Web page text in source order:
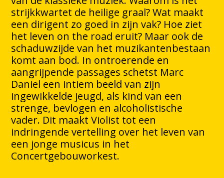
strijkkwartet de heilige graal? Wat maakt
een dirigent zo goed in zijn vak? Hoe ziet
het leven on the road eruit? Maar ook de
schaduwzijde van het muzikantenbestaan
komt aan bod. In ontroerende en
aangrijpende passages schetst Marc
Daniel een intiem beeld van zijn
ingewikkelde jeugd, als kind van een
strenge, bevlogen en alcoholistische
vader. Dit maakt Violist tot een
indringende vertelling over het leven van
een jonge musicus in het
Concertgebouworkest.